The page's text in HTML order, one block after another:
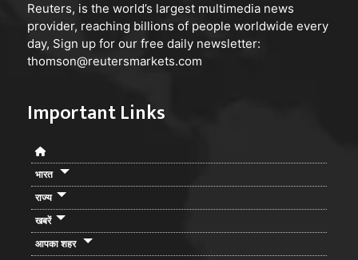
Reuters, is the world’s largest multimedia news
provider, reaching billions of people worldwide every
day, Sign up for our free daily newsletter:
thomson@reutersmarkets.com
Important Links
भारत
राज्य
खबरें
आपका शहर